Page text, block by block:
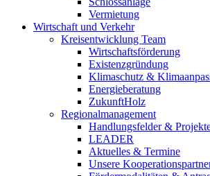
Vermietung
Wirtschaft und Verkehr
Kreisentwicklung Team
Wirtschaftsförderung
Existenzgründung
Klimaschutz &
Energieberatung
ZukunftHolz
Regionalmanagement
Handlungsfelder &
LEADER
Aktuelles & Termine
Unsere